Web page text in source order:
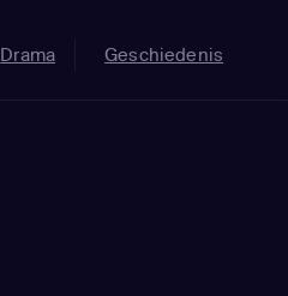
Drama Geschiedenis